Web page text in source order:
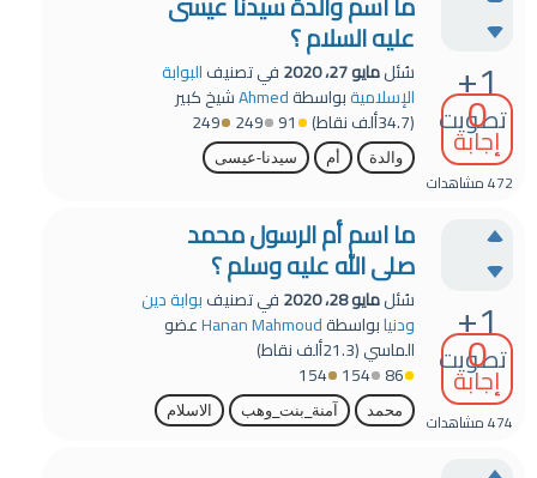
+1
تصويت
0
إجابة
472مشاهدات
عليه السلام ؟
سُئلمايو 27، 2020 في تصنيفالبوابة
الإسلاميةبواسطةAhmedشيخ كبير
(34.7ألف نقاط) 91
249
249
والدة أم سيدنا-عيسى
+1
تصويت
0
إجابة
474مشاهدات
ما اسم أم الرسول محمد
صلى الله عليه وسلم ؟
سُئلمايو 28، 2020 في تصنيفبوابة دين
ودنيابواسطةHanan Mahmoudعضو
الماسي(21.3ألف
نقاط)
86
154
154
محمد آمنة_بنت_وهب الاسلام